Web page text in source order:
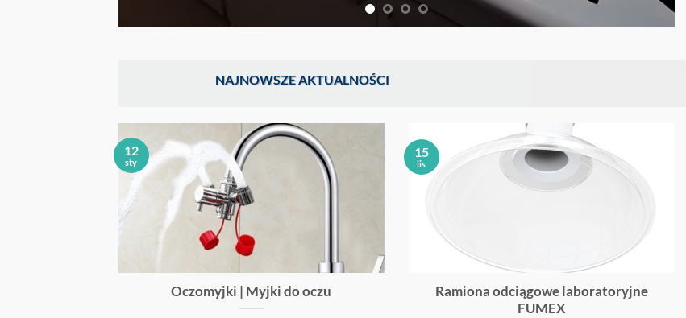
NAJNOWSZE AKTUALNOŚCI
Oczomyjki | Myjki do oczu
12
sty
Ramiona odciągowe laboratoryjne
FUMEX
15
lis